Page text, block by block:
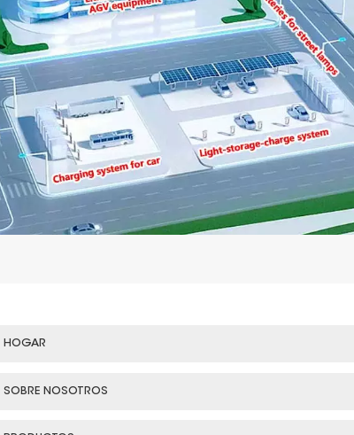
HOGAR
SOBRE NOSOTROS